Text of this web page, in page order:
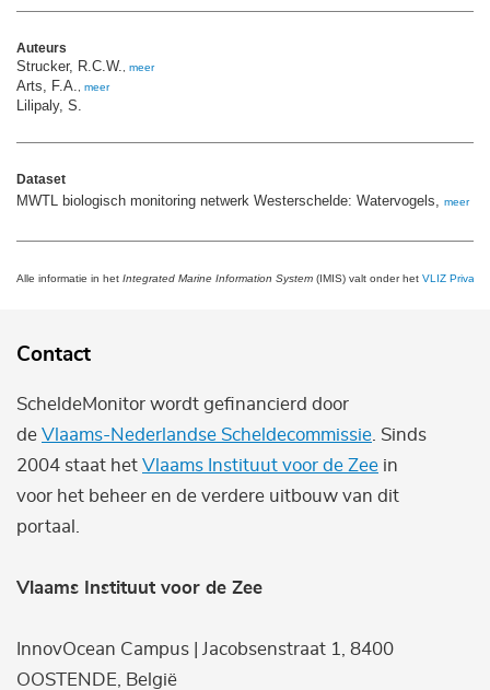
Auteurs
Strucker, R.C.W. meer
Arts, F.A. meer
Lilipaly, S.
Dataset
MWTL biologisch monitoring netwerk Westerschelde: Watervogels, meer
Alle informatie in het Integrated Marine Information System (IMIS) valt onder het VLIZ Privacy
Contact
ScheldeMonitor wordt gefinancierd door
de Vlaams-Nederlandse Scheldecommissie . Sinds
2004 staat het Vlaams Instituut voor de Zee in
voor het beheer en de verdere uitbouw van dit
portaal.
Vlaams Instituut voor de Zee
InnovOcean Campus | Jacobsenstraat 1, 8400
OOSTENDE, België